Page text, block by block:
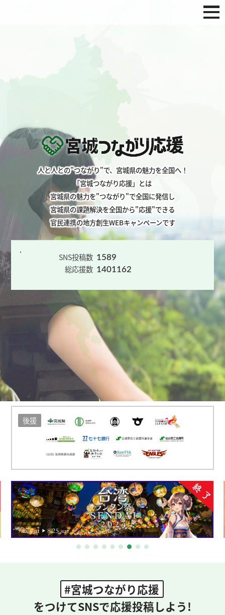
人と人との"つながり"で、宮城県の魅力を全国へ！
「宮城つながり応援」とは
宮城県の魅力を"つながり"で全国に発信し
宮城県の課題解決を全国から"応援"できる
官民連携の地方創生WEBキャンペーンです
SNS投稿数 1589
総応援数 1401162
後援
#宮城つながり応援
をつけてSNSで応援投稿しよう!